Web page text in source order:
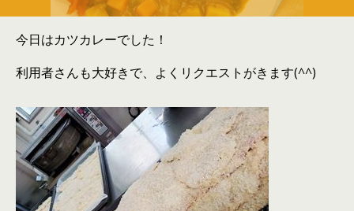
今日はカツカレーでした！
利用者さんも大好きで、よくリクエストがきます(^^)